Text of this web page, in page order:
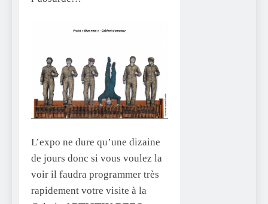
L’expo ne dure qu’une dizaine
de jours donc si vous voulez la
voir il faudra programmer très
rapidement votre visite à la